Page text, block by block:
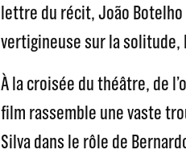
lettre du récit, João
vertigineuse sur la solitude,
À la croisée du théâtre, de
film rassemble une vaste
Silva dans le rôle de